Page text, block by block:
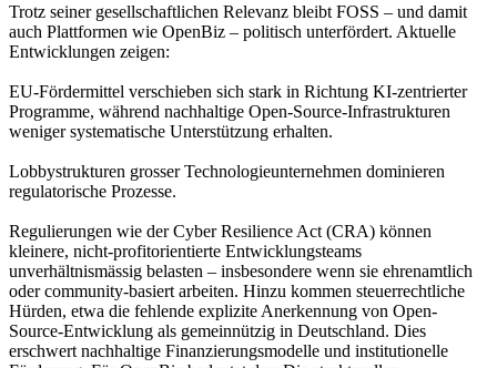
Trotz seiner gesellschaftlichen Relevanz bleibt FOSS – und damit
auch Plattformen wie OpenBiz – politisch unterfördert. Aktuelle
Entwicklungen zeigen:
EU-Fördermittel verschieben sich stark in Richtung KI-zentrierter
Programme, während nachhaltige Open-Source-Infrastrukturen
weniger systematische Unterstützung erhalten.
Lobbystrukturen grosser Technologieunternehmen dominieren
regulatorische Prozesse.
Regulierungen wie der Cyber Resilience Act (CRA) können
kleinere, nicht-profitorientierte Entwicklungsteams
unverhältnismässig belasten – insbesondere wenn sie ehrenamtlich
oder community-basiert arbeiten. Hinzu kommen steuerrechtliche
Hürden, etwa die fehlende explizite Anerkennung von Open-
Source-Entwicklung als gemeinnützig in Deutschland. Dies
erschwert nachhaltige Finanzierungsmodelle und institutionelle